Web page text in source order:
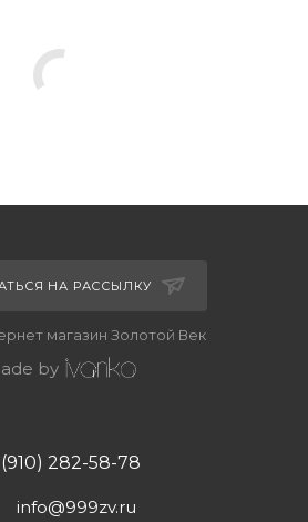
НА РАССЫЛКУ
магазин Золотой Век
by
282-58-78
info@999zv.ru